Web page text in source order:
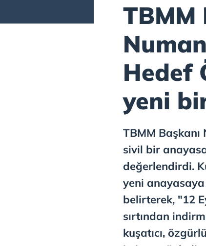
TBMM
Hedef
yeni
TBMM
sivil bir
değerlendirdi.
yeni
belirterek, "12
sırtından
kuşatıcı,